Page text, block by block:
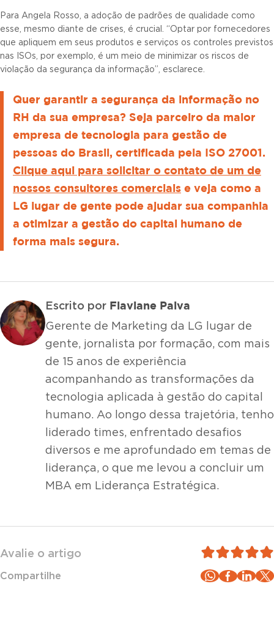
Para Angela Rosso, a adoção de padrões de qualidade como
esse, mesmo diante de crises, é crucial. “Optar por fornecedores
que apliquem em seus produtos e serviços os controles previstos
nas ISOs, por exemplo, é um meio de minimizar os riscos de
violação da segurança da informação”, esclarece.
Quer garantir a segurança da informação no
RH da sua empresa? Seja parceiro da maior
empresa de tecnologia para gestão de
pessoas do Brasil, certificada pela ISO 27001.
Clique aqui para solicitar o contato de um de
nossos consultores comerciais e veja como a
LG lugar de gente pode ajudar sua companhia
a otimizar a gestão do capital humano de
forma mais segura.
Escrito por Flaviane Paiva
Gerente de Marketing da LG lugar de
gente, jornalista por formação, com mais
de 15 anos de experiência
acompanhando as transformações da
tecnologia aplicada à gestão do capital
humano. Ao longo dessa trajetória, tenho
liderado times, enfrentado desafios
diversos e me aprofundado em temas de
liderança, o que me levou a concluir um
MBA em Liderança Estratégica.
Avalie o artigo
Compartilhe